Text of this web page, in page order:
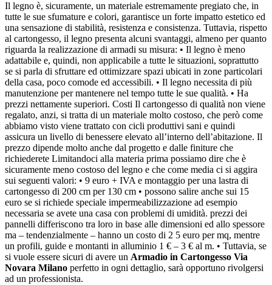
Il legno è, sicuramente, un materiale estremamente pregiato che, in
tutte le sue sfumature e colori, garantisce un forte impatto estetico ed
una sensazione di stabilità, resistenza e consistenza. Tuttavia, rispetto
al cartongesso, il legno presenta alcuni svantaggi, almeno per quanto
riguarda la realizzazione di armadi su misura: • Il legno è meno
adattabile e, quindi, non applicabile a tutte le situazioni, soprattutto
se si parla di sfruttare ed ottimizzare spazi ubicati in zone particolari
della casa, poco comode ed accessibili. • Il legno necessita di più
manutenzione per mantenere nel tempo tutte le sue qualità. • Ha
prezzi nettamente superiori. Costi Il cartongesso di qualità non viene
regalato, anzi, si tratta di un materiale molto costoso, che però come
abbiamo visto viene trattato con cicli produttivi sani e quindi
assicura un livello di benessere elevato all’interno dell’abitazione. Il
prezzo dipende molto anche dal progetto e dalle finiture che
richiederete Limitandoci alla materia prima possiamo dire che è
sicuramente meno costoso del legno e che come media ci si aggira
sui seguenti valori: • 9 euro + IVA e montaggio per una lastra di
cartongesso di 200 cm per 130 cm • possono salire anche sui 15
euro se si richiede speciale impermeabilizzazione ad esempio
necessaria se avete una casa con problemi di umidità. prezzi dei
pannelli differiscono tra loro in base alle dimensioni ed allo spessore
ma – tendenzialmente – hanno un costo di 2 5 euro per mq, mentre
un profili, guide e montanti in alluminio 1 € – 3 € al m. • Tuttavia, se
si vuole essere sicuri di avere un Armadio in Cartongesso Via
Novara Milano perfetto in ogni dettaglio, sarà opportuno rivolgersi
ad un professionista.